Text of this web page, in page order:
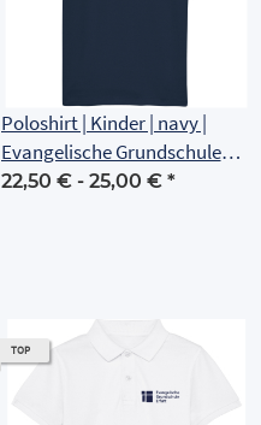
Poloshirt | Kinder | navy |
Evangelische Grundschule
Erfurt
22,50 € - 25,00 € *
TOP